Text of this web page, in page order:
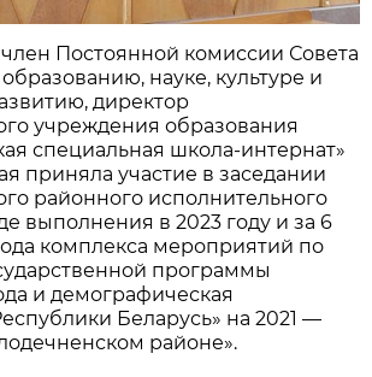
Постоянной комиссии Совета
науке, культуре и
директор
учреждения образования
специальная школа-интернат»
приняла участие в заседании
районного исполнительного
выполнения в 2023 году и за 6
комплекса мероприятий по
программы
и демографическая
Беларусь» на 2021 —
районе».